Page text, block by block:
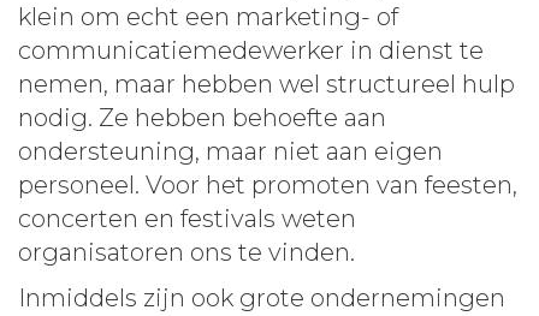
klein om echt een marketing- of
communicatiemedewerker in dienst te
nemen, maar hebben wel structureel hulp
nodig. Ze hebben behoefte aan
ondersteuning, maar niet aan eigen
personeel. Voor het promoten van feesten,
concerten en festivals weten
organisatoren ons te vinden.
Inmiddels zijn ook grote ondernemingen